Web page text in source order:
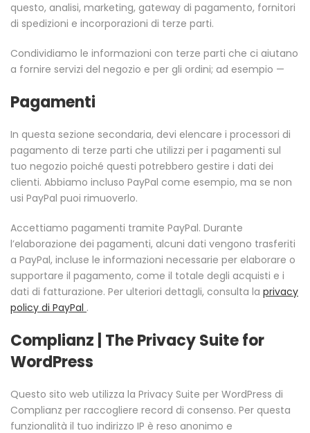
questo, analisi, marketing, gateway di pagamento, fornitori
di spedizioni e incorporazioni di terze parti.
Condividiamo le informazioni con terze parti che ci aiutano
a fornire servizi del negozio e per gli ordini; ad esempio —
Pagamenti
In questa sezione secondaria, devi elencare i processori di
pagamento di terze parti che utilizzi per i pagamenti sul
tuo negozio poiché questi potrebbero gestire i dati dei
clienti. Abbiamo incluso PayPal come esempio, ma se non
usi PayPal puoi rimuoverlo.
Accettiamo pagamenti tramite PayPal. Durante
l’elaborazione dei pagamenti, alcuni dati vengono trasferiti
a PayPal, incluse le informazioni necessarie per elaborare o
supportare il pagamento, come il totale degli acquisti e i
dati di fatturazione. Per ulteriori dettagli, consulta la privacy
policy di PayPal .
Complianz | The Privacy Suite for
WordPress
Questo sito web utilizza la Privacy Suite per WordPress di
Complianz per raccogliere record di consenso. Per questa
funzionalità il tuo indirizzo IP è reso anonimo e